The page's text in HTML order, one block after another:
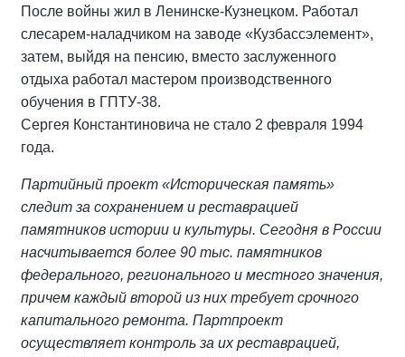
После войны жил в Ленинске-Кузнецком. Работал
слесарем-наладчиком на заводе «Кузбассэлемент»,
затем, выйдя на пенсию, вместо заслуженного
отдыха работал мастером производственного
обучения в ГПТУ-38.
Сергея Константиновича не стало 2 февраля 1994
года.
Партийный проект «Историческая память»
следит за сохранением и реставрацией
памятников истории и культуры. Сегодня в России
насчитывается более 90 тыс. памятников
федерального, регионального и местного значения,
причем каждый второй из них требует срочного
капитального ремонта. Партпроект
осуществляет контроль за их реставрацией,